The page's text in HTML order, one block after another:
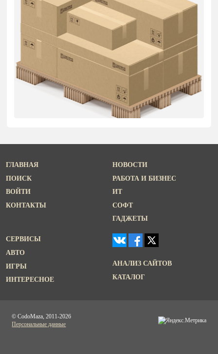
ГЛАВНАЯ
ПОИСК
ВОЙТИ
КОНТАКТЫ
НОВОСТИ
РАБОТА И БИЗНЕС
ИТ
СОФТ
ГАДЖЕТЫ
СЕРВИСЫ
АВТО
ИГРЫ
ИНТЕРЕСНОЕ
АНАЛИЗ САЙТОВ
КАТАЛОГ
© CodoMaza, 2011-2026
Персональные данные